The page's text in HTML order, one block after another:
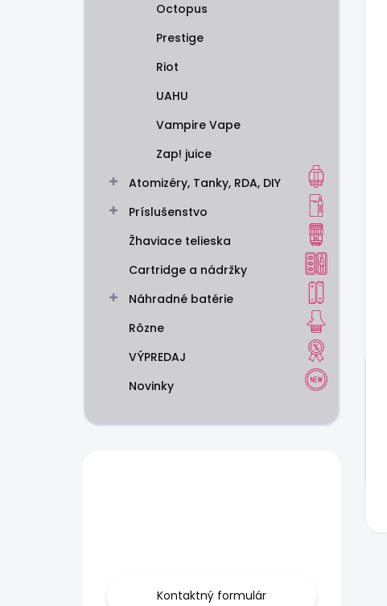
Octopus
Prestige
Riot
UAHU
Vampire Vape
Zap! juice
Atomizéry, Tanky, RDA, DIY
Príslušenstvo
Žhaviace telieska
Cartridge a nádržky
Náhradné batérie
Rôzne
VÝPREDAJ
Novinky
Kontaktný formulár